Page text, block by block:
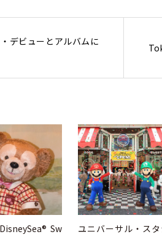
デビューとアルバムに
Sw
ユニバーサル・スタ